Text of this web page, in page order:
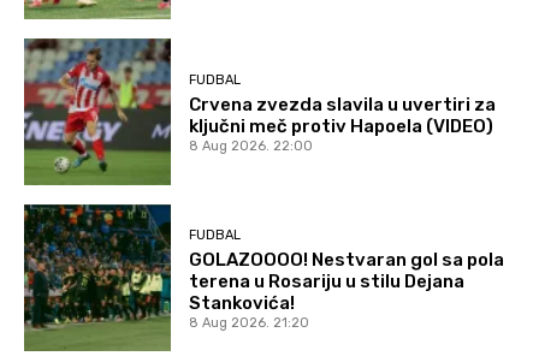
FUDBAL
Crvena zvezda slavila u uvertiri za
ključni meč protiv Hapoela (VIDEO)
8 Aug 2026. 22:00
FUDBAL
GOLAZOOOO! Nestvaran gol sa pola
terena u Rosariju u stilu Dejana
Stankovića!
8 Aug 2026. 21:20